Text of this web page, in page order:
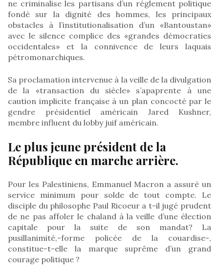
ne criminalise les partisans d’un réglement politique
fondé sur la dignité des hommes, les principaux
obstacles à l’institutionalisation d’un «Bantoustan»
avec le silence complice des «grandes démocraties
occidentales» et la connivence de leurs laquais
pétromonarchiques.
Sa proclamation intervenue à la veille de la divulgation
de la «transaction du siècle» s’apaprente à une
caution implicite française à un plan concocté par le
gendre présidentiel américain Jared Kushner,
membre influent du lobby juif américain.
Le plus jeune président de la
République en marche arrière.
Pour les Palestiniens, Emmanuel Macron a assuré un
service minimum pour solde de tout compte. Le
disciple du philosophe Paul Ricoeur a t-il jugé prudent
de ne pas affoler le chaland à la veille d’une élection
capitale pour la suite de son mandat? La
pusillanimité,-forme policée de la couardise-,
constitue-t-elle la marque suprême d’un grand
courage politique ?